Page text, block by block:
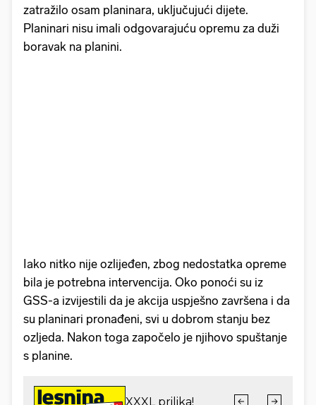
zatražilo osam planinara, uključujući dijete.
Planinari nisu imali odgovarajuću opremu za duži
boravak na planini.
Iako nitko nije ozlijeđen, zbog nedostatka opreme
bila je potrebna intervencija. Oko ponoći su iz
GSS-a izvijestili da je akcija uspješno završena i da
su planinari pronađeni, svi u dobrom stanju bez
ozljeda. Nakon toga započelo je njihovo spuštanje
s planine.